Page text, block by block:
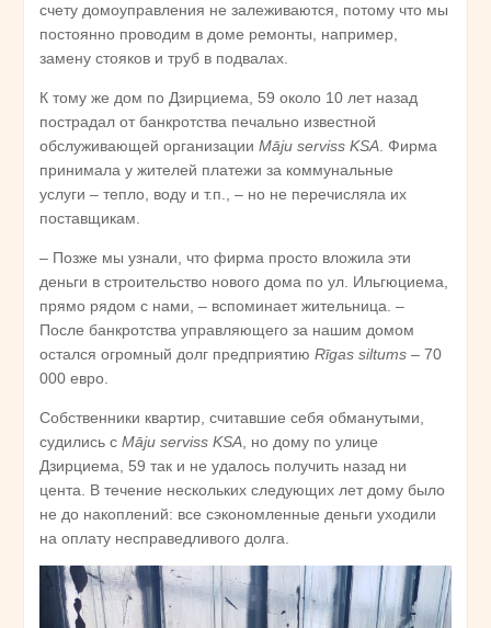
счету домоуправления не залеживаются, потому что мы
постоянно проводим в доме ремонты, например,
замену стояков и труб в подвалах.
К тому же дом по Дзирциема, 59 около 10 лет назад
пострадал от банкротства печально известной
обслуживающей организации Māju serviss KSA. Фирма
принимала у жителей платежи за коммунальные
услуги – тепло, воду и т.п., – но не перечисляла их
поставщикам.
– Позже мы узнали, что фирма просто вложила эти
деньги в строительство нового дома по ул. Ильгюциема,
прямо рядом с нами, – вспоминает жительница. –
После банкротства управляющего за нашим домом
остался огромный долг предприятию Rīgas siltums – 70
000 евро.
Собственники квартир, считавшие себя обманутыми,
судились с Māju serviss KSA, но дому по улице
Дзирциема, 59 так и не удалось получить назад ни
цента. В течение нескольких следующих лет дому было
не до накоплений: все сэкономленные деньги уходили
на оплату несправедливого долга.